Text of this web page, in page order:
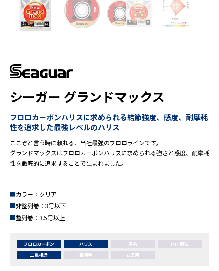
シーガー グランドマックス
フロロカーボンハリスに求められる結節強度、感度、耐摩耗
性を追求した最強レベルのハリス
ここぞと言う時に頼れる、当社最強のフロロラインです。
グランドマックスはフロロカーボンハリスに求められる強さと感度、耐摩耗
性を徹底的に追求することで生まれました。
■カラー：クリア
■非整列巻：3号以下
■整列巻：3.5号以上
フロロカーボン ハリス 道糸
FNT製法
二重構造
整列巻 お徳用